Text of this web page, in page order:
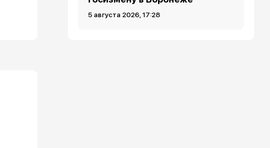
5 августа 2026, 17:28